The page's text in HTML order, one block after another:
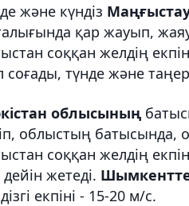
және күндіз
қар жауып, жаяу
соққан желдің
соғады, түнде және
облысының
облыстың батысында,
соққан желдің
жетеді.
екпіні - 15-20 м/с.